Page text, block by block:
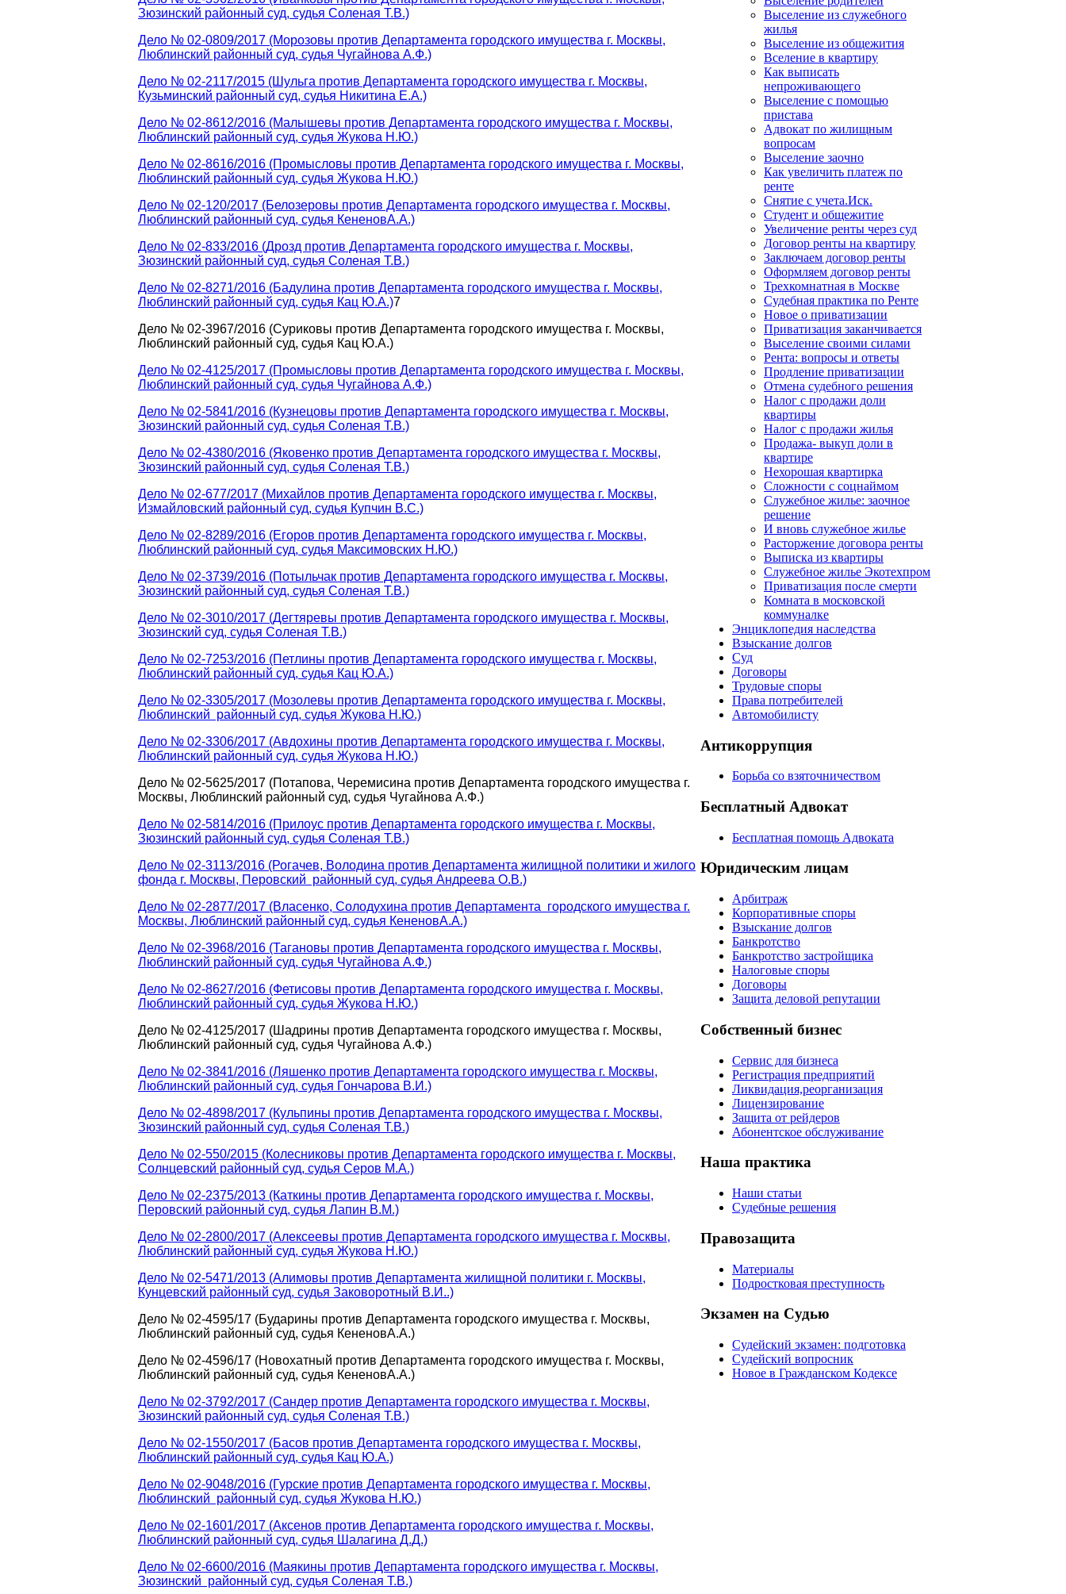
Зюзинский районный суд, судья Соленая Т.В.)
Дело № 02-0809/2017 (Морозовы против Департамента городского имущества г. Москвы,
Люблинский районный суд, судья Чугайнова А.Ф.)
Дело № 02-2117/2015 (Шульга против Департамента городского имущества г. Москвы,
Кузьминский районный суд, судья Никитина Е.А.)
Дело № 02-8612/2016 (Малышевы против Департамента городского имущества г. Москвы,
Люблинский районный суд, судья Жукова Н.Ю.)
Дело № 02-8616/2016 (Промысловы против Департамента городского имущества г. Москвы,
Люблинский районный суд, судья Жукова Н.Ю.)
Дело № 02-120/2017 (Белозеровы против Департамента городского имущества г. Москвы,
Люблинский районный суд, судья КененовА.А.)
Дело № 02-833/2016 (Дрозд против Департамента городского имущества г. Москвы,
Зюзинский районный суд, судья Соленая Т.В.)
Дело № 02-8271/2016 (Бадулина против Департамента городского имущества г. Москвы,
Люблинский районный суд, судья Кац Ю.А.)7
Дело № 02-3967/2016 (Суриковы против Департамента городского имущества г. Москвы,
Люблинский районный суд, судья Кац Ю.А.)
Дело № 02-4125/2017 (Промысловы против Департамента городского имущества г. Москвы,
Люблинский районный суд, судья Чугайнова А.Ф.)
Дело № 02-5841/2016 (Кузнецовы против Департамента городского имущества г. Москвы,
Зюзинский районный суд, судья Соленая Т.В.)
Дело № 02-4380/2016 (Яковенко против Департамента городского имущества г. Москвы,
Зюзинский районный суд, судья Соленая Т.В.)
Дело № 02-677/2017 (Михайлов против Департамента городского имущества г. Москвы,
Измайловский районный суд, судья Купчин В.С.)
Дело № 02-8289/2016 (Егоров против Департамента городского имущества г. Москвы,
Люблинский районный суд, судья Максимовских Н.Ю.)
Дело № 02-3739/2016 (Потыльчак против Департамента городского имущества г. Москвы,
Зюзинский районный суд, судья Соленая Т.В.)
Дело № 02-3010/2017 (Дегтяревы против Департамента городского имущества г. Москвы,
Зюзинский суд, судья Соленая Т.В.)
Дело № 02-7253/2016 (Петлины против Департамента городского имущества г. Москвы,
Люблинский районный суд, судья Кац Ю.А.)
Дело № 02-3305/2017 (Мозолевы против Департамента городского имущества г. Москвы,
Люблинский районный суд, судья Жукова Н.Ю.)
Дело № 02-3306/2017 (Авдохины против Департамента городского имущества г. Москвы,
Люблинский районный суд, судья Жукова Н.Ю.)
Дело № 02-5625/2017 (Потапова, Черемисина против Департамента городского имущества г.
Москвы, Люблинский районный суд, судья Чугайнова А.Ф.)
Дело № 02-5814/2016 (Прилоус против Департамента городского имущества г. Москвы,
Зюзинский районный суд, судья Соленая Т.В.)
Дело № 02-3113/2016 (Рогачев, Володина против Департамента жилищной политики и жилого
фонда г. Москвы, Перовский районный суд, судья Андреева О.В.)
Дело № 02-2877/2017 (Власенко, Солодухина против Департамента городского имущества г.
Москвы, Люблинский районный суд, судья КененовА.А.)
Дело № 02-3968/2016 (Тагановы против Департамента городского имущества г. Москвы,
Люблинский районный суд, судья Чугайнова А.Ф.)
Дело № 02-8627/2016 (Фетисовы против Департамента городского имущества г. Москвы,
Люблинский районный суд, судья Жукова Н.Ю.)
Дело № 02-4125/2017 (Шадрины против Департамента городского имущества г. Москвы,
Люблинский районный суд, судья Чугайнова А.Ф.)
Дело № 02-3841/2016 (Ляшенко против Департамента городского имущества г. Москвы,
Люблинский районный суд, судья Гончарова В.И.)
Дело № 02-4898/2017 (Кульпины против Департамента городского имущества г. Москвы,
Зюзинский районный суд, судья Соленая Т.В.)
Дело № 02-550/2015 (Колесниковы против Департамента городского имущества г. Москвы,
Солнцевский районный суд, судья Серов М.А.)
Дело № 02-2375/2013 (Каткины против Департамента городского имущества г. Москвы,
Перовский районный суд, судья Лапин В.М.)
Дело № 02-2800/2017 (Алексеевы против Департамента городского имущества г. Москвы,
Люблинский районный суд, судья Жукова Н.Ю.)
Дело № 02-5471/2013 (Алимовы против Департамента жилищной политики г. Москвы,
Кунцевский районный суд, судья Заковоротный В.И..)
Дело № 02-4595/17 (Бударины против Департамента городского имущества г. Москвы,
Люблинский районный суд, судья КененовА.А.)
Дело № 02-4596/17 (Новохатный против Департамента городского имущества г. Москвы,
Люблинский районный суд, судья КененовА.А.)
Дело № 02-3792/2017 (Сандер против Департамента городского имущества г. Москвы,
Зюзинский районный суд, судья Соленая Т.В.)
Дело № 02-1550/2017 (Басов против Департамента городского имущества г. Москвы,
Люблинский районный суд, судья Кац Ю.А.)
Дело № 02-9048/2016 (Гурские против Департамента городского имущества г. Москвы,
Люблинский районный суд, судья Жукова Н.Ю.)
Дело № 02-1601/2017 (Аксенов против Департамента городского имущества г. Москвы,
Люблинский районный суд, судья Шалагина Д.Д.)
Дело № 02-6600/2016 (Маякины против Департамента городского имущества г. Москвы,
Зюзинский районный суд, судья Соленая Т.В.)
Выселение из служебного
жилья
Выселение из общежития
Вселение в квартиру
Как выписать
непроживающего
Выселение с помощью
пристава
Адвокат по жилищным
вопросам
Выселение заочно
Как увеличить платеж по
ренте
Снятие с учета.Иск.
Студент и общежитие
Увеличение ренты через суд
Договор ренты на квартиру
Заключаем договор ренты
Оформляем договор ренты
Трехкомнатная в Москве
Судебная практика по Ренте
Новое о приватизации
Приватизация заканчивается
Выселение своими силами
Рента: вопросы и ответы
Продление приватизации
Отмена судебного решения
Налог с продажи доли
квартиры
Налог с продажи жилья
Продажа- выкуп доли в
квартире
Нехорошая квартирка
Сложности с соцнаймом
Служебное жилье: заочное
решение
И вновь служебное жилье
Расторжение договора ренты
Выписка из квартиры
Служебное жилье Экотехпром
Приватизация после смерти
Комната в московской
коммуналке
Энциклопедия наследства
Взыскание долгов
Суд
Договоры
Трудовые споры
Права потребителей
Автомобилисту
Антикоррупция
Борьба со взяточничеством
Бесплатный Адвокат
Бесплатная помощь Адвоката
Юридическим лицам
Арбитраж
Корпоративные споры
Взыскание долгов
Банкротство
Банкротство застройщика
Налоговые споры
Договоры
Защита деловой репутации
Собственный бизнес
Сервис для бизнеса
Регистрация предприятий
Ликвидация,реорганизация
Лицензирование
Защита от рейдеров
Абонентское обслуживание
Наша практика
Наши статьи
Судебные решения
Правозащита
Материалы
Подростковая преступность
Экзамен на Судью
Судейский экзамен: подготовка
Судейский вопросник
Новое в Гражданском Кодексе